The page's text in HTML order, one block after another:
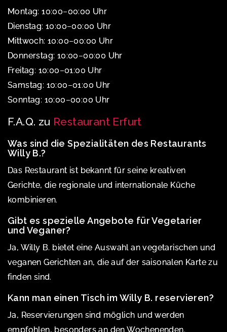
Montag: 10:00–00:00 Uhr
Dienstag: 10:00–00:00 Uhr
Mittwoch: 10:00–00:00 Uhr
Donnerstag: 10:00–00:00 Uhr
Freitag: 10:00–01:00 Uhr
Samstag: 10:00–01:00 Uhr
Sonntag: 10:00–00:00 Uhr
F.A.Q. zu Restaurant Erfurt
Was sind die Spezialitäten des Restaurants
Willy B.?
Das Restaurant ist bekannt für seine kreativen
Gerichte, die regionale und internationale Küche
kombinieren.
Gibt es spezielle Angebote für Vegetarier
und Veganer?
Ja, Willy B. bietet eine Auswahl an vegetarischen und
veganen Gerichten an, die auf der saisonalen Karte zu
finden sind.
Kann man einen Tisch im Willy B. reservieren?
Ja, Reservierungen sind möglich und werden
empfohlen, besonders an den Wochenenden.